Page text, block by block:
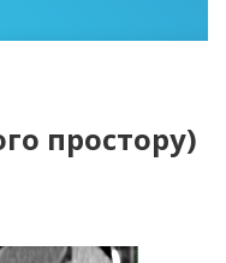
простору)